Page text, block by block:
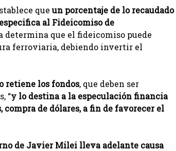
que un porcentaje de lo recaudado
al Fideicomiso de
determina que el fideicomiso puede
ferroviaria, debiendo invertir el
retiene los fondos, que deben ser
“y lo destina a la especulación financia
de dólares, a fin de favorecer el
de Javier Milei lleva adelante causa